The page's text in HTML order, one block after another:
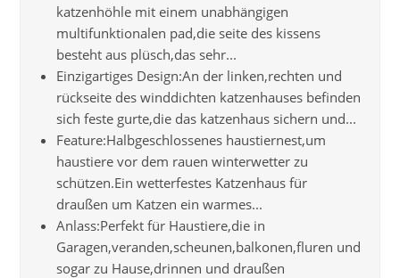
katzenhöhle mit einem unabhängigen
multifunktionalen pad,die seite des kissens
besteht aus plüsch,das sehr...
Einzigartiges Design:An der linken,rechten und
rückseite des winddichten katzenhauses befinden
sich feste gurte,die das katzenhaus sichern und...
Feature:Halbgeschlossenes haustiernest,um
haustiere vor dem rauen winterwetter zu
schützen.Ein wetterfestes Katzenhaus für
draußen um Katzen ein warmes...
Anlass:Perfekt für Haustiere,die in
Garagen,veranden,scheunen,balkonen,fluren und
sogar zu Hause,drinnen und draußen